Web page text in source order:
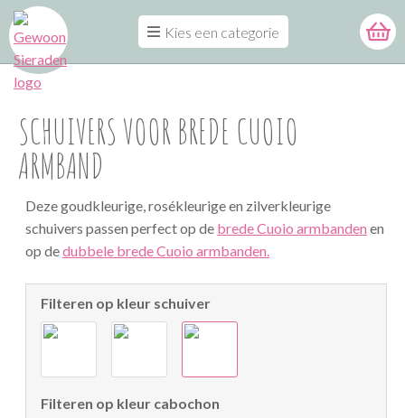
Kies een categorie
SCHUIVERS VOOR BREDE CUOIO
ARMBAND
Deze goudkleurige, rosékleurige en zilverkleurige
schuivers passen perfect op de brede Cuoio armbanden en
op dedubbele brede Cuoio armbanden.
Filteren op kleur schuiver
Filteren op kleur cabochon